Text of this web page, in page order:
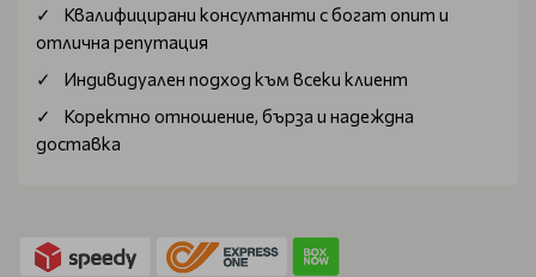
Квалифицирани консултанти с богат опит и
отлична репутация
Индивидуален подход към всеки клиент
Коректно отношение, бърза и надеждна
доставка